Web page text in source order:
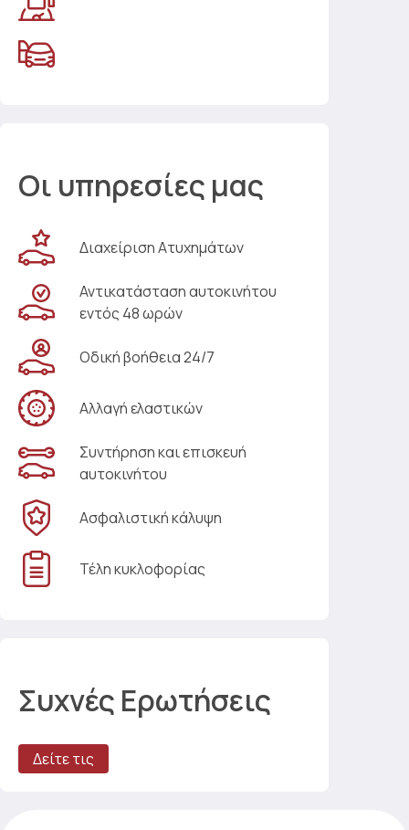
Οι υπηρεσίες μας
Διαχείριση Ατυχημάτων
Αντικατάσταση αυτοκινήτου
εντός 48 ωρών
Οδική βοήθεια 24/7
Αλλαγή ελαστικών
Συντήρηση και επισκευή
αυτοκινήτου
Ασφαλιστική κάλυψη
Τέλη κυκλοφορίας
Συχνές Ερωτήσεις
Δείτε τις